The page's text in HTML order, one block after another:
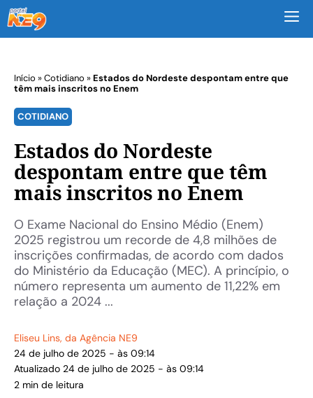
Início »Cotidiano »Estados do Nordeste despontam entre que
têm mais inscritos no Enem
COTIDIANO
Estados do Nordeste
despontam entre que têm
mais inscritos no Enem
O Exame Nacional do Ensino Médio (Enem)
2025 registrou um recorde de 4,8 milhões de
inscrições confirmadas, de acordo com dados
do Ministério da Educação (MEC). A princípio, o
número representa um aumento de 11,22% em
relação a 2024 ...
Eliseu Lins, da Agência NE9
24 de julho de 2025 - às 09:14
Atualizado 24 de julho de 2025 - às 09:14
2 min de leitura